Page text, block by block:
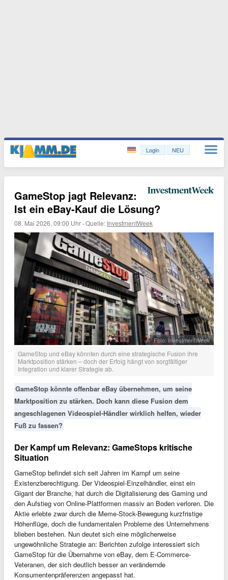
Login NEU
GameStop jagt Relevanz:
Ist ein eBay-Kauf die Lösung?
08. Mai 2026, 09:00 Uhr ·Quelle: InvestmentWeek
Foto: InvestmentWeek
GameStop und eBay könnten durch eine strategische Fusion ihre
Marktposition stärken – doch der Erfolg hängt von sorgfältiger
Integration und klarer Strategie ab.
GameStop könnte offenbar eBay übernehmen, um seine
Marktposition zu stärken. Doch kann diese Fusion dem
angeschlagenen Videospiel-Händler wirklich helfen, wieder
Fuß zu fassen?
Der Kampf um Relevanz: GameStops kritische
Situation
GameStop befindet sich seit Jahren im Kampf um seine
Existenzberechtigung. Der Videospiel-Einzelhändler, einst ein
Gigant der Branche, hat durch die Digitalisierung des Gaming und
den Aufstieg von Online-Plattformen massiv an Boden verloren. Die
Aktie erlebte zwar durch die Meme-Stock-Bewegung kurzfristige
Höhenflüge, doch die fundamentalen Probleme des Unternehmens
blieben bestehen. Nun deutet sich eine möglicherweise
ungewöhnliche Strategie an: Berichten zufolge interessiert sich
GameStop für die Übernahme von eBay, dem E-Commerce-
Veteranen, der sich deutlich besser an verändernde
Konsumentenpräferenzen angepasst hat.